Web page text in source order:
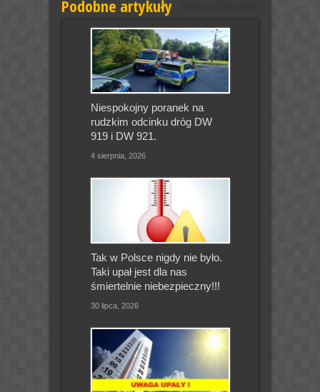
Podobne artykuły
Niespokojny poranek na
rudzkim odcinku dróg DW
919 i DW 921.
4 sierpnia, 2026
Tak w Polsce nigdy nie było.
Taki upał jest dla nas
śmiertelnie niebezpieczny!!!
30 lipca, 2026